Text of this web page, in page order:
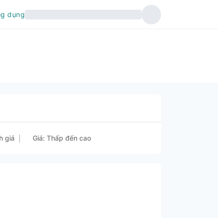
dụng
giá Giá: Thấp đến cao